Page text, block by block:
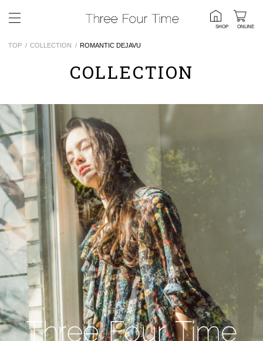
SHOP ONLINE
TOP COLLECTION ROMANTIC DEJAVU
COLLECTION